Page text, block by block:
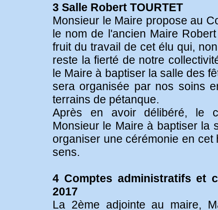
3 Salle Robert TOURTET
Monsieur le Maire propose au
le nom de l'ancien Maire
fruit du travail de cet élu qui,
reste la fierté de notre
le Maire à baptiser la salle des
sera organisée par nos soins
terrains de pétanque.
Après en avoir délibéré, le
Monsieur le Maire à baptiser la
organiser une cérémonie en
sens.
4 Comptes administratifs et
2017
La 2ème adjointe au maire,